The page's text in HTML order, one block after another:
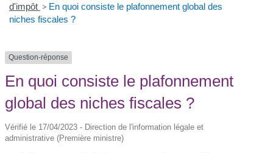
d'impôt > En quoi consiste le plafonnement global des
niches fiscales ?
Question-réponse
En quoi consiste le plafonnement
global des niches fiscales ?
Vérifié le 17/04/2023 - Direction de l'information légale et
administrative (Première ministre)